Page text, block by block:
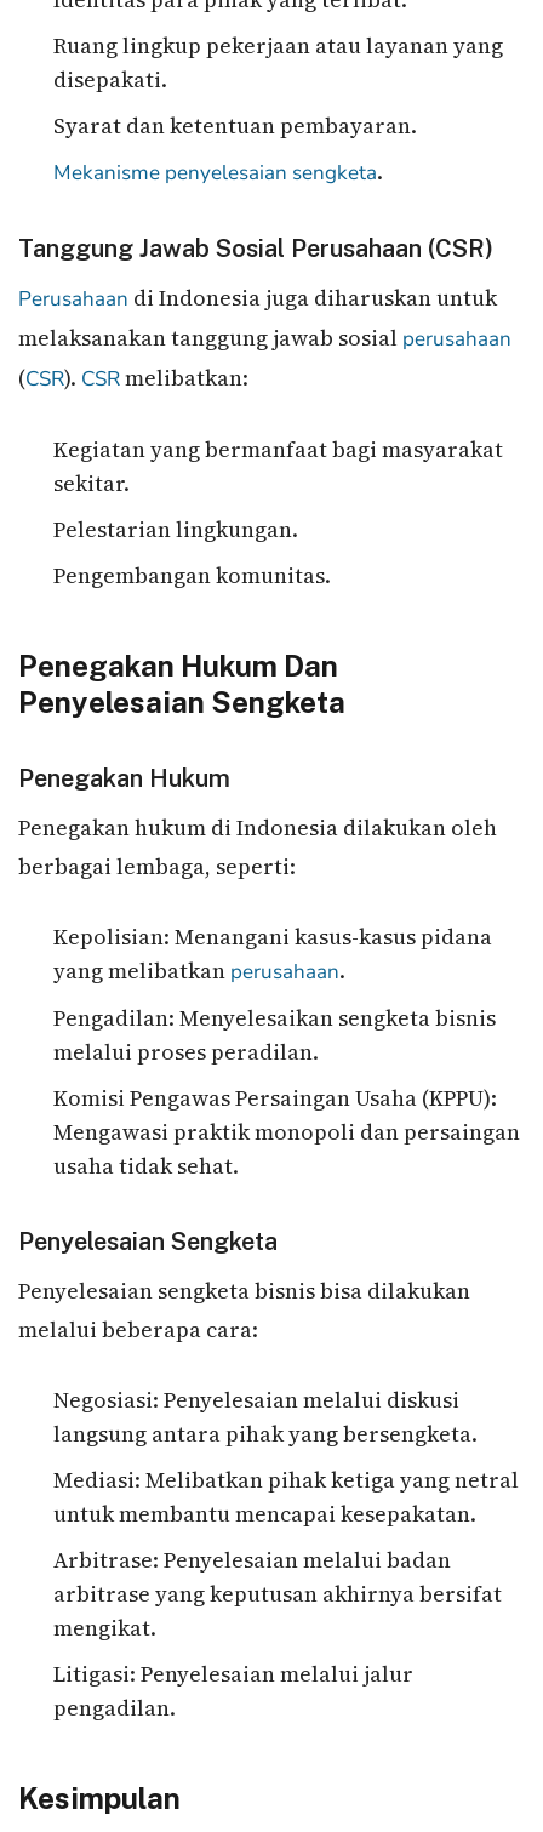
Ruang lingkup pekerjaan atau layanan yang
disepakati.
Syarat dan ketentuan pembayaran.
Mekanisme penyelesaian sengketa.
Tanggung Jawab Sosial Perusahaan (CSR)
Perusahaan di Indonesia juga diharuskan untuk
melaksanakan tanggung jawab sosial perusahaan
(CSR). CSRmelibatkan:
Kegiatan yang bermanfaat bagi masyarakat
sekitar.
Pelestarian lingkungan.
Pengembangan komunitas.
Penegakan Hukum Dan
Penyelesaian Sengketa
Penegakan Hukum
Penegakan hukum di Indonesia dilakukan oleh
berbagai lembaga, seperti:
Kepolisian: Menangani kasus-kasus pidana
yang melibatkan perusahaan.
Pengadilan: Menyelesaikan sengketa bisnis
melalui proses peradilan.
Komisi Pengawas Persaingan Usaha (KPPU):
Mengawasi praktik monopoli dan persaingan
usaha tidak sehat.
Penyelesaian Sengketa
Penyelesaian sengketa bisnis bisa dilakukan
melalui beberapa cara:
Negosiasi: Penyelesaian melalui diskusi
langsung antara pihak yang bersengketa.
Mediasi: Melibatkan pihak ketiga yang netral
untuk membantu mencapai kesepakatan.
Arbitrase: Penyelesaian melalui badan
arbitrase yang keputusan akhirnya bersifat
mengikat.
Litigasi: Penyelesaian melalui jalur
pengadilan.
Kesimpulan